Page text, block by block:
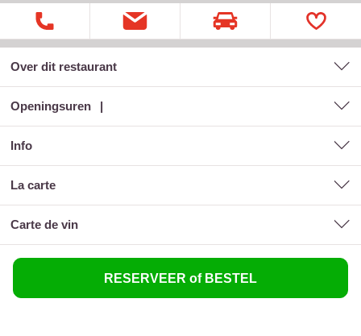
Over dit restaurant
Openingsuren
Info
la carte
carte de vin
RESERVEER of BESTEL